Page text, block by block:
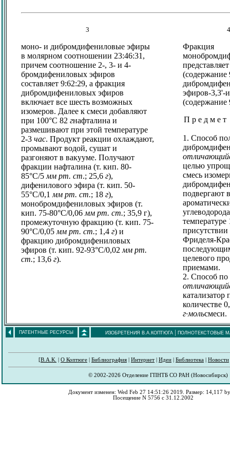
3 4
моно- и дибромдифениловые эфиры
в молярном соотношении 23:46:31,
причем соотношение 2-, 3- и 4-
бромдифениловых эфиров
составляет 9:62:29, а фракция
дибромдифениловых эфиров
включает все шесть возможных
изомеров. Далее к смеси добавляют
при 100°C 82 гнафталина и
размешивают при этой температуре
2-3 час. Продукт реакции охлаждают,
промывают водой, сушат и
разгоняют в вакууме. Получают
фракции нафталина (т. кип. 80-
85°C/5 мм рт. ст.; 25,6 г),
дифенилового эфира (т. кип. 50-
55°C/0,1 мм рт. ст.; 18 г),
монобромдифениловых эфиров (т.
кип. 75-80°C/0,06 мм рт. ст.; 35,9 г),
промежуточную фракцию (т. кип. 75-
90°C/0,05 мм рт. ст.; 1,4 г) и
фракцию дибромдифениловых
эфиров (т. кип. 92-93°C/0,02 мм рт.
ст.; 13,6 г).
Фракция
(содержание
эфиров-3,3'-
(содержание
П р е д м е т
1. Способ
целью
смесь
подвергают
температуре
присутствии
Фриделя-
целевого
приемами.
2. Способ
количестве
г·мольсмеси.
ПАТЕНТНЫЕ РЕСУРСЫ ИЗОБРЕТЕНИЯ В.А.КОПТЮГА| ПОЛНОТЕКСТОВЫЕ
[В.А.К. О Коптюге Библиография Интернет Идеи Библиотека Новости
© 2002-2026 Отделение ГПНТБ СО РАН (Новосибирск)
Документ изменен: Wed Feb 27 14:51:26 2019. Размер: 14,117
Посещение N 5756 с 31.12.2002